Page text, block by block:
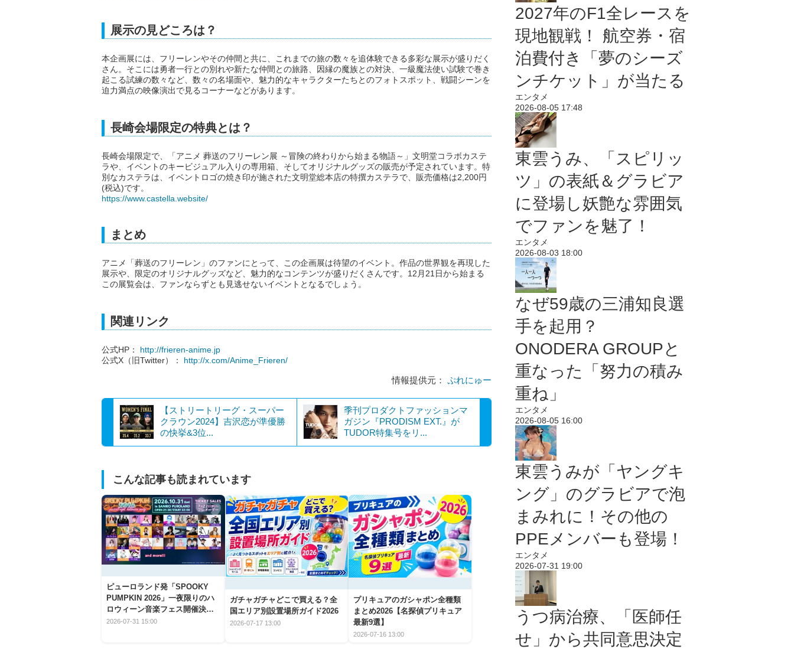
展示の見どころは？
本企画展には、フリーレンやその仲間と共に、これまでの旅の数々を追体験できる多彩な展示が盛りだく
さん。そこには勇者一行との別れや新たな仲間との旅路、因縁の魔族との対決、一級魔法使い試験で巻き
起こる試練の数々など、数々の名場面や、魅力的なキャラクターたちとのフォトスポット、戦闘シーンを
迫力満点の映像演出で見るコーナーなどがあります。
長崎会場限定の特典とは？
長崎会場限定で、「アニメ 葬送のフリーレン展 ～冒険の終わりから始まる物語～」文明堂コラボカステ
ラや、イベントのキービジュアル入りの専用箱、そしてオリジナルグッズの販売が予定されています。特
別なカステラは、イベントロゴの焼き印が施された文明堂総本店の特撰カステラで、販売価格は2,200円
(税込)です。
https://www.castella.website/
まとめ
アニメ「葬送のフリーレン」のファンにとって、この企画展は待望のイベント。作品の世界観を再現した
展示や、限定のオリジナルグッズなど、魅力的なコンテンツが盛りだくさんです。12月21日から始まる
この展覧会は、ファンならずとも見逃せないイベントとなるでしょう。
関連リンク
公式HP： http://frieren-anime.jp
公式X（旧Twitter）： http://x.com/Anime_Frieren/
情報提供元： ぷれにゅー
【ストリートリーグ・スーパー
クラウン2024】吉沢恋が準優勝
の快挙&3位...
季刊プロダクトファッションマ
ガジン『PRODISM EXT.』が
TUDOR特集号をリ...
こんな記事も読まれています
ピューロランド発「SPOOKY
PUMPKIN 2026」一夜限りのハ
ロウィーン音楽フェス開催決
定！
2026-07-31 15:00
ガチャガチャどこで買える？全
国エリア別設置場所ガイド2026
2026-07-17 13:00
プリキュアのガシャポン全種類
まとめ2026【名探偵プリキュア
最新9選】
2026-07-16 13:00
2027年のF1全レースを
現地観戦！ 航空券・宿
泊費付き「夢のシーズ
ンチケット」が当たる
エンタメ
2026-08-05 17:48
東雲うみ、「スピリッ
ツ」の表紙＆グラビア
に登場し妖艶な雰囲気
でファンを魅了！
エンタメ
2026-08-03 18:00
なぜ59歳の三浦知良選
手を起用？
ONODERA GROUPと
重なった「努力の積み
重ね」
エンタメ
2026-08-05 16:00
東雲うみが「ヤングキ
ング」のグラビアで泡
まみれに！その他の
PPEメンバーも登場！
エンタメ
2026-07-31 19:00
うつ病治療、「医師任
せ」から共同意思決定